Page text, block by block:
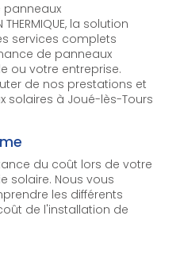
panneaux
la solution
services complets
de panneaux
ou votre entreprise.
de nos prestations et
solaires à Joué-lès-Tours
du coût lors de votre
solaire. Nous vous
les différents
de l'installation de